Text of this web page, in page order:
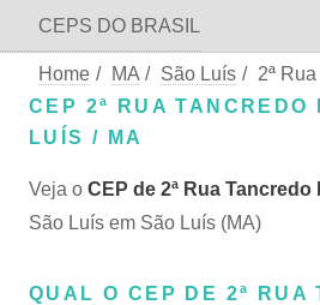
CEPS DO BRASIL
Home / MA / São Luís / 2ª
CEP 2ª RUA TANCREDO
LUÍS / MA
Veja o CEP de 2ª Rua Tancredo
São Luís em São Luís (MA)
QUAL O CEP DE 2ª RUA